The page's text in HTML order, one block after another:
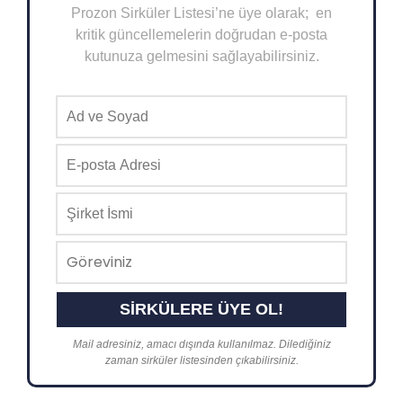
Prozon Sirküler Listesi’ne üye olarak; en
kritik güncellemelerin doğrudan e-posta
kutunuza gelmesini sağlayabilirsiniz.
Mail adresiniz, amacı dışında kullanılmaz. Dilediğiniz
zaman sirküler listesinden çıkabilirsiniz.